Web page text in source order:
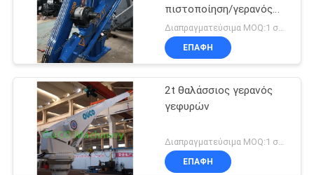
πιστοποίηση/γερανός
βραχιόνων
καταστρώματος
Διαπραγματεύσιμα MOQ:1 σύνολο
ΕΠΑΦΉ
2t θαλάσσιος γερανός
γεφυρών
Διαπραγματεύσιμα MOQ:1 σύνολο
ΕΠΑΦΉ